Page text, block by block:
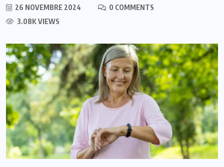
26 NOVEMBRE 2024
0 COMMENTS
3.08K VIEWS